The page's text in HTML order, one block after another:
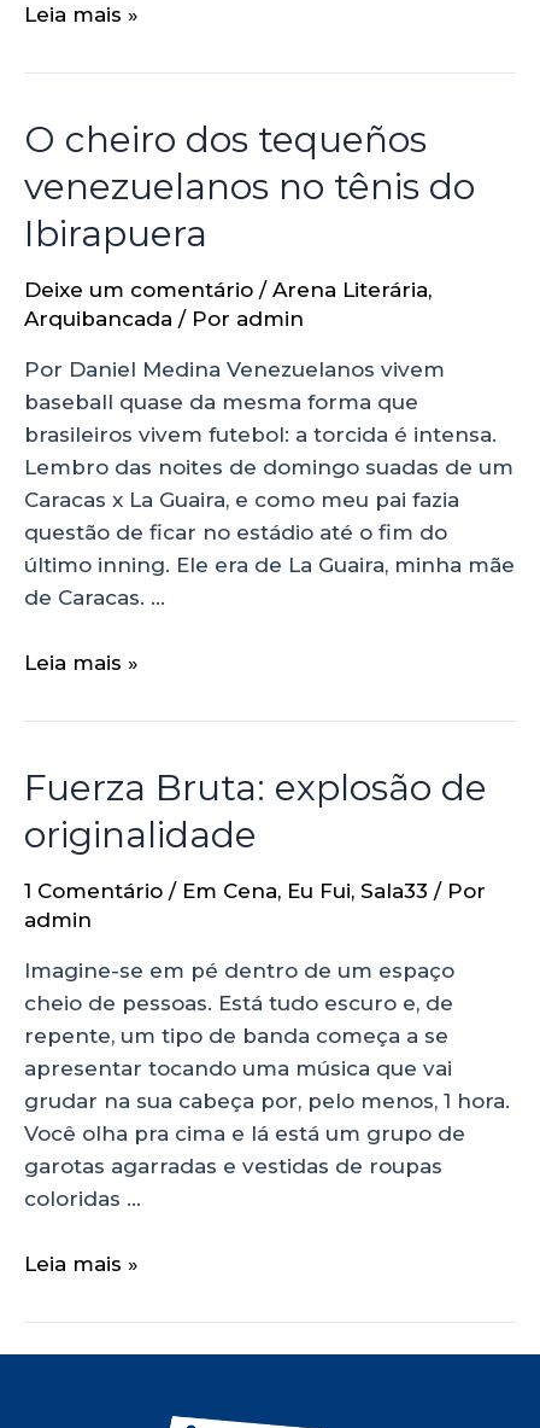
Leia mais »
O cheiro dos tequeños
venezuelanos no tênis do
Ibirapuera
Deixe um comentário / Arena Literária,
Arquibancada / Por admin
Por Daniel Medina Venezuelanos vivem
baseball quase da mesma forma que
brasileiros vivem futebol: a torcida é intensa.
Lembro das noites de domingo suadas de um
Caracas x La Guaira, e como meu pai fazia
questão de ficar no estádio até o fim do
último inning. Ele era de La Guaira, minha mãe
de Caracas. …
Leia mais »
Fuerza Bruta: explosão de
originalidade
1 Comentário / Em Cena, Eu Fui, Sala33 / Por
admin
Imagine-se em pé dentro de um espaço
cheio de pessoas. Está tudo escuro e, de
repente, um tipo de banda começa a se
apresentar tocando uma música que vai
grudar na sua cabeça por, pelo menos, 1 hora.
Você olha pra cima e lá está um grupo de
garotas agarradas e vestidas de roupas
coloridas …
Leia mais »